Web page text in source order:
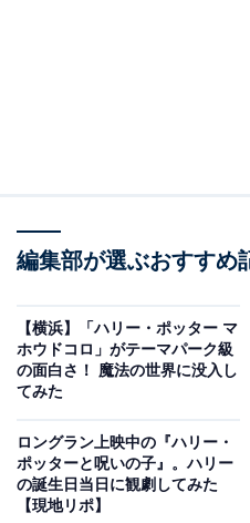
“気まぐれ”な階段が実際に頭上を動き
編集部が選ぶおすすめ
【横浜】「ハリー・ポッター マ
ホウドコロ」がテーマパーク級
の面白さ！ 魔法の世界に没入し
てみた
ロングラン上映中の『ハリー・
ポッターと呪いの子』。ハリー
の誕生日当日に観劇してみた
【現地リポ】